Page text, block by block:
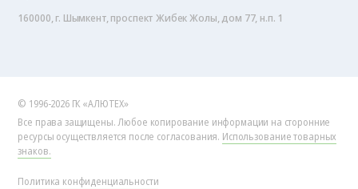
160000, г. Шымкент, проспект Жибек Жолы, дом 77, н.п. 1
© 1996-2026 ГК «АЛЮТЕХ»
Все права защищены. Любое копирование информации на сторонние
ресурсы осуществляется после согласования. Использование товарных
знаков.
Политика конфиденциальности